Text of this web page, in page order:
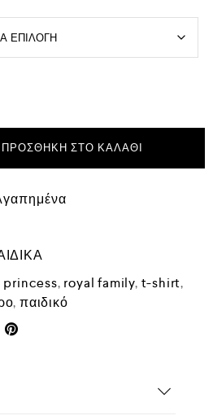
ΠΡΟΣΘΉΚΗ ΣΤΟ ΚΑΛΆΘΙ
princess, royal family, t-shirt,
,παιδικό